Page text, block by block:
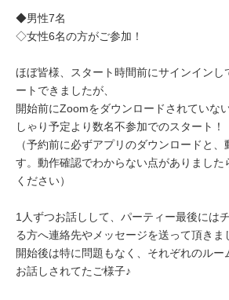
◆男性7名
◇女性6名の方がご参加！
ほぼ皆様、スタート時間前にサインインし
ートできましたが、
開始前にZoomをダウンロードされていな
しゃり予定より数名不参加でのスタート！
（予約前に必ずアプリのダウンロードと
す。動作確認でわからない点がありました
ください）
1人ずつお話しして、パーティー最後には
る方へ連絡先やメッセージを送って頂き
開始後は特に問題もなく、それぞれのルー
お話しされてたご様子♪